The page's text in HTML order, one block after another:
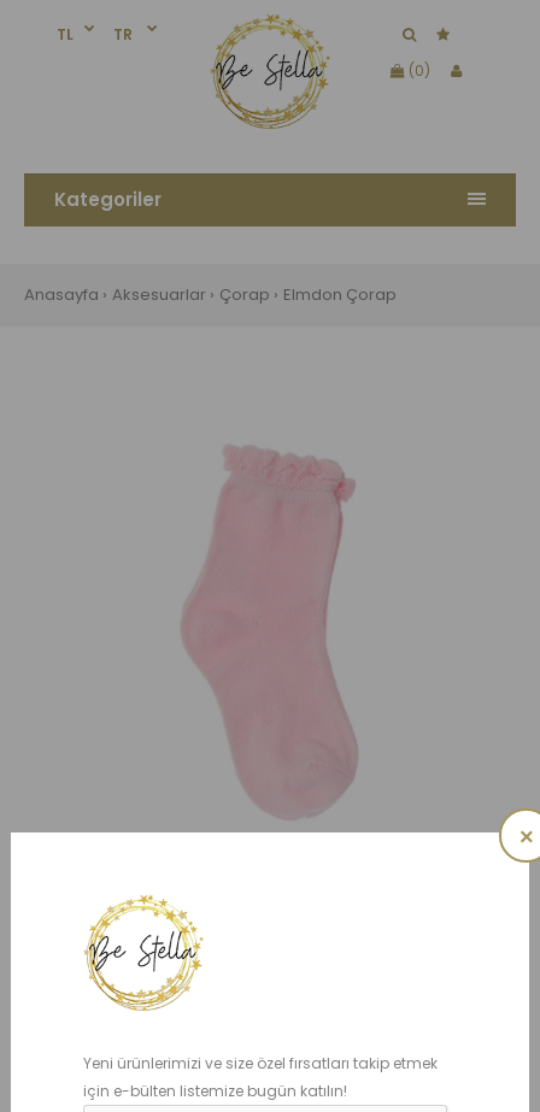
Yeni ürünlerimizi ve size özel fırsatları takip etmek
için e-bülten listemize bugün katılın!
×
TL
TR
(0)
Kategoriler
Anasayfa Aksesuarlar Çorap Elmdon Çorap
Elmdon Çorap